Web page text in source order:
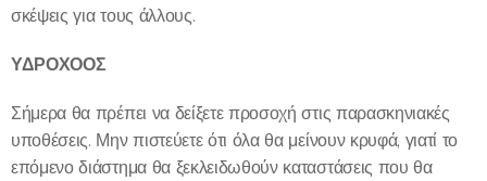
σκέψεις για τους άλλους.
ΥΔΡΟΧΟΟΣ
Σήμερα θα πρέπει να δείξετε προσοχή στις παρασκηνιακές
υποθέσεις. Μην πιστεύετε ότι όλα θα μείνουν κρυφά, γιατί το
επόμενο διάστημα θα ξεκλειδωθούν καταστάσεις που θα